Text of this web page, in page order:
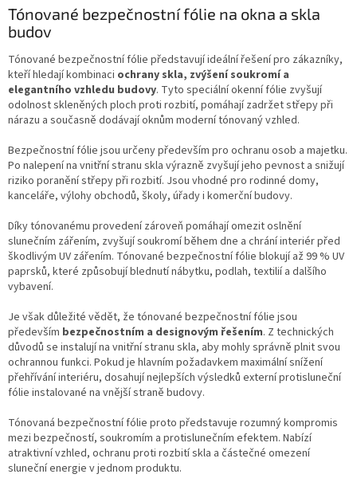
pořezání sklem dveře,
nábytek, okna, výlohy,
příčky atd. po aplikaci
slouží i jako protihluková
(snížuje...
poranění a pořezání
sklem dveře, nábytek,
po aplikaci slouží i jako
protihluková...
l
á
a
c
í
p
r
k
y
v
ý
i
s
u
Tónované bezpečnostní fólie na okna a skla
budov
Tónované bezpečnostní fólie představují ideální řešení pro zákazníky,
kteří hledají kombinaci ochrany skla, zvýšení soukromí a
elegantního vzhledu budovy. Tyto speciální okenní fólie zvyšují
odolnost skleněných ploch proti rozbití, pomáhají zadržet střepy při
nárazu a současně dodávají oknům moderní tónovaný vzhled.
Bezpečnostní fólie jsou určeny především pro ochranu osob a majetku.
Po nalepení na vnitřní stranu skla výrazně zvyšují jeho pevnost a snižují
riziko poranění střepy při rozbití. Jsou vhodné pro rodinné domy,
kanceláře, výlohy obchodů, školy, úřady i komerční budovy.
Díky tónovanému provedení zároveň pomáhají omezit oslnění
slunečním zářením, zvyšují soukromí během dne a chrání interiér před
škodlivým UV zářením. Tónované bezpečnostní fólie blokují až 99 % UV
paprsků, které způsobují blednutí nábytku, podlah, textilií a dalšího
vybavení.
Je však důležité vědět, že tónované bezpečnostní fólie jsou
především bezpečnostním a designovým řešením. Z technických
důvodů se instalují na vnitřní stranu skla, aby mohly správně plnit svou
ochrannou funkci. Pokud je hlavním požadavkem maximální snížení
přehřívání interiéru, dosahují nejlepších výsledků externí protisluneční
fólie instalované na vnější straně budovy.
Tónovaná bezpečnostní fólie proto představuje rozumný kompromis
mezi bezpečností, soukromím a protislunečním efektem. Nabízí
atraktivní vzhled, ochranu proti rozbití skla a částečné omezení
sluneční energie v jednom produktu.